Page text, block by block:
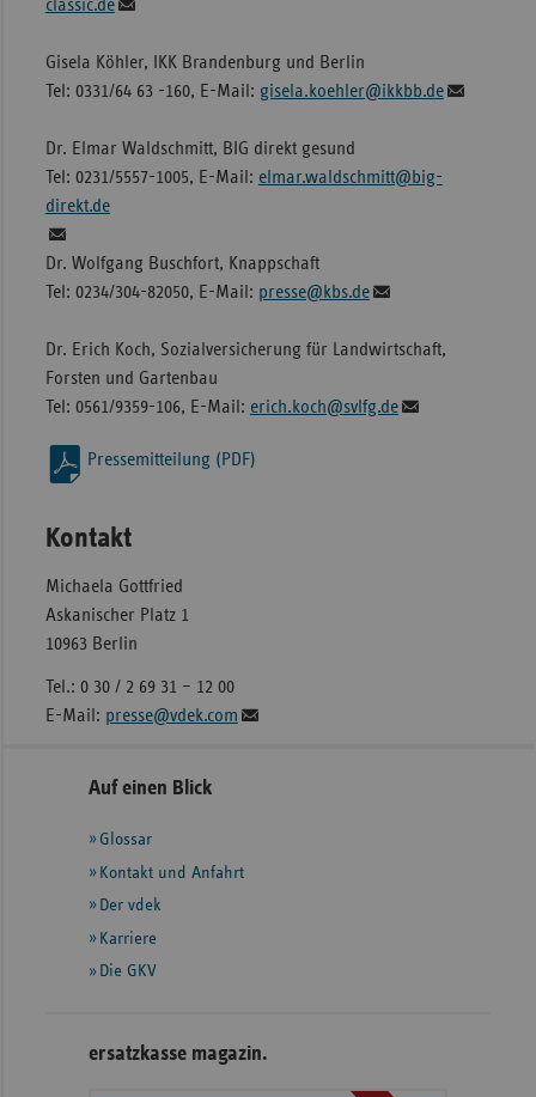
classic.de
Gisela Köhler, IKK Brandenburg und Berlin
Tel: 0331/64 63 -160, E-Mail: gisela.koehler@ikkbb.de
Dr. Elmar Waldschmitt, BIG direkt gesund
Tel: 0231/5557-1005, E-Mail: elmar.waldschmitt@big-
direkt.de
Dr. Wolfgang Buschfort, Knappschaft
Tel: 0234/304-82050, E-Mail: presse@kbs.de
Dr. Erich Koch, Sozialversicherung für Landwirtschaft,
Forsten und Gartenbau
Tel: 0561/9359-106, E-Mail: erich.koch@svlfg.de
Pressemitteilung (PDF)
Kontakt
Michaela Gottfried
Askanischer Platz 1
10963 Berlin
Tel.: 0 30 / 2 69 31 – 12 00
E-Mail: presse@vdek.com
Seitennavigation
Seitenleiste
weiteren
Informationen
Auf einen Blick
Glossar
Kontakt und Anfahrt
Der vdek
Karriere
Die GKV
ersatzkasse magazin.